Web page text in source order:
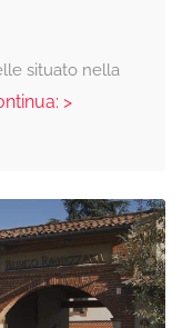
situato nella
>